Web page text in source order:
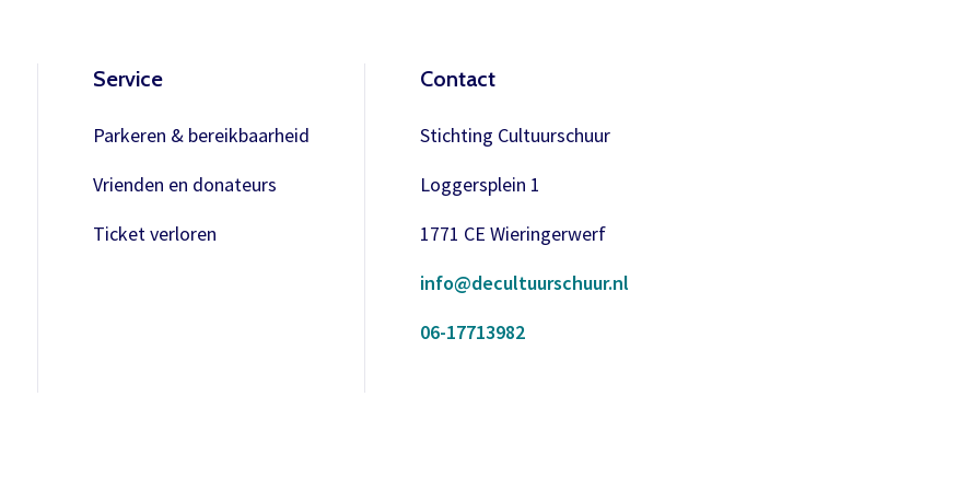
Service
Parkeren & bereikbaarheid
Vrienden en donateurs
Ticket verloren
Contact
Stichting Cultuurschuur
Loggersplein 1
1771 CE Wieringerwerf
info@decultuurschuur.nl
06-17713982